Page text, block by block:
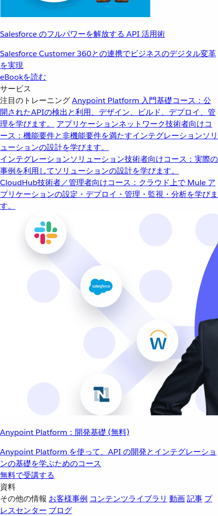
Salesforce のフルパワーを解放する API 活用術
Salesforce Customer 360との連携でビジネスのデジタル変革
を実現
eBookを読む
サービス
注目のトレーニングAnypoint Platform 入門基礎コース：公
開されたAPIの検出と利用、デザイン、ビルド、デプロイ、管
理を学びます。
アプリケーションネットワーク技術者向けコ
ース：機能要件と非機能要件を満たすインテグレーションソリ
ューションの設計を学びます。
インテグレーションソリューション技術者向けコース：実際の
事例を利用してソリューションの設計を学びます。
CloudHub技術者／管理者向けコース：クラウド上で Mule ア
プリケーションの設定・デプロイ・管理・監視・分析を学びま
す。
Anypoint Platform：開発基礎 (無料)
Anypoint Platform を使って、API の開発とインテグレーショ
ンの基礎を学ぶためのコース
無料で受講する
資料
その他の情報 お客様事例 コンテンツライブラリ 動画記事 プ
レスセンター ブログ